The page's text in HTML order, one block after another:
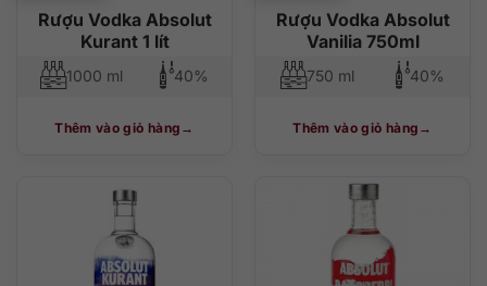
Rượu Vodka Absolut
Kurant 1 lít
1000 ml 40%
Thêm vào giỏ hàng
Rượu Vodka Absolut
Vanilia 750ml
750 ml 40%
Thêm vào giỏ hàng